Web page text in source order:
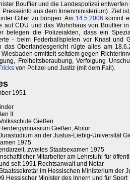
Bouffier und die Landespolizei
Presseinfo aus dem Innenministerium). Ziel
Gitter zu bringen. Am 14.5.2006 kommt
auf CDU und das Wohnhaus von Bouffier
belegen die Polizeiakten, dass ein
- beim Federballspielen vor Knast und
das Oberlandesgericht rügte alles am
ermittelt seitdem gegen
Freiheitsberaubung, Verfolgung
von Polizei und Justiz (mit dem Fall).
1951
II
Gießen
Gießen, Abitur
an der Justus-Liebig-Universität
1975
zweites Staatsexamen 1975
Mitarbeiter am Lehrstuhl für
seit 1991 Rechtsanwalt und Notar
im Hessischen Ministerium der
Hessischer Minister des Innern und für Sport